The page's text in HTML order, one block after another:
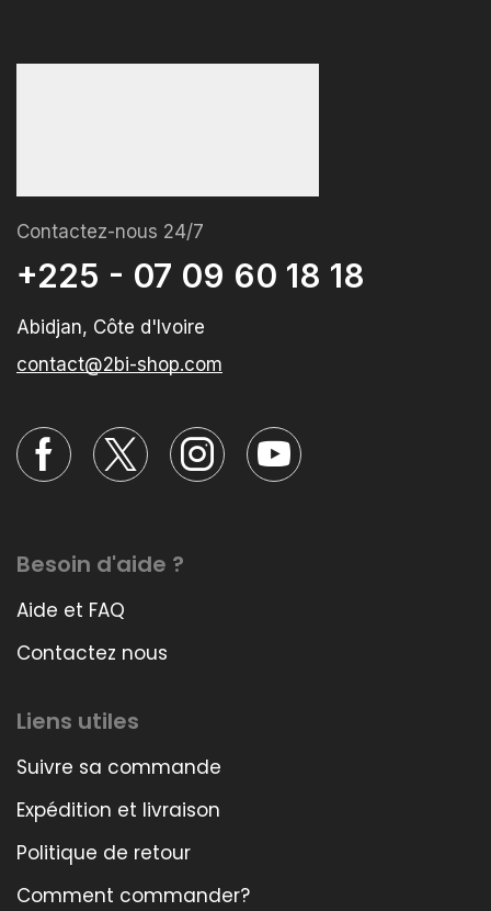
Contactez-nous 24/7
+225 - 07 09 60 18 18
Abidjan, Côte d'Ivoire
contact@2bi-shop.com
Besoin d'aide ?
Aide et FAQ
Contactez nous
Liens utiles
Suivre sa commande
Expédition et livraison
Politique de retour
Comment commander?